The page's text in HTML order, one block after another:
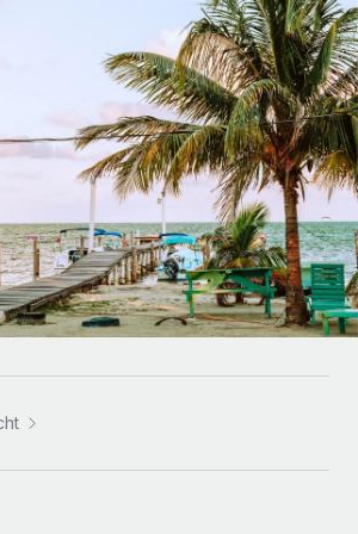
onboarden en beheren
HR-taken eenvoudig uitbesteden
in workflows integreren
HR-functies voor je team
HR en payroll solutions voor groeiende
met HR solutions op maat
grote bedrijven
technologiepartners
opties en betaalsnelheden voor